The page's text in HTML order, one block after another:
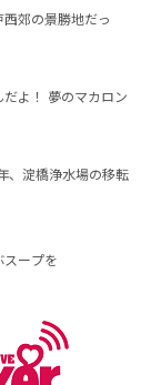
西郊の景勝地だっ
だよ！ 夢のマカロン
、淀橋浄水場の移転
スープを